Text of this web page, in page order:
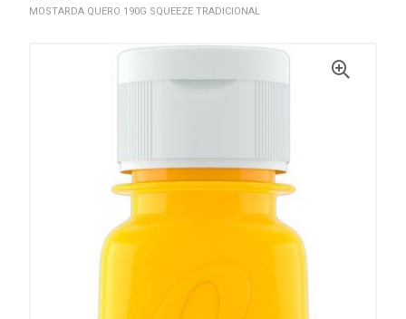
MOSTARDA QUERO 190G SQUEEZE TRADICIONAL